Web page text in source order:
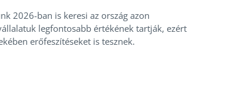
2026-ban is keresi az ország azon
legfontosabb értékének tartják, ezért
erőfeszítéseket is tesznek.